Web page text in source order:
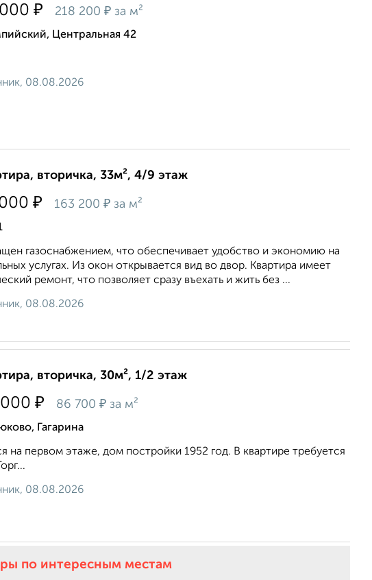
₽ 218 200 ₽ за м²
Центральная 42
08.08.2026
вторичка, 33м², 4/9 этаж
₽ 163 200 ₽ за м²
газоснабжением, что обеспечивает удобство и экономию на
услугах. Из окон открывается вид во двор. Квартира имеет
ремонт, что позволяет сразу въехать и жить без ...
08.08.2026
вторичка, 30м², 1/2 этаж
₽ 86 700 ₽ за м²
Гагарина
на первом этаже, дом постройки 1952 год. В квартире требуется
08.08.2026
по интересным местам